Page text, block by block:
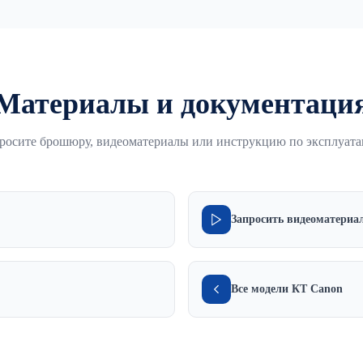
и
брошюру, видеоматериалы или инструкцию по
Запросить
Все модели КТ Canon